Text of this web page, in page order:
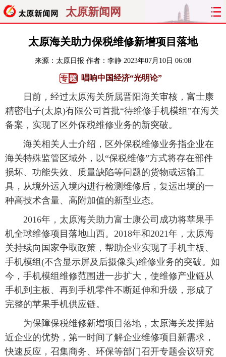
太原新闻网
首页 聚焦 太原 山西
经济 关注 文明 出行
旅游 理财 政务 教育
看天下 晋月读 最太原 网罗民生
太原日报 太原晚报 热评 社区
太原海关助力保税维修新增项目落地
来源： 太原日报 作者：李静 2023年07月10日 06:08
唱响中国经济“光明论”
日前，经过太原海关所属晋阳海关审核，富士康
精密电子(太原)有限公司首批“待维修手机模组”在海关
备案，实现了区外保税维修业务的新突破。
海关相关人士介绍，区外保税维修业务指企业在
海关特殊监管区域外，以“保税维修”方式将存在部件
损坏、功能失效、质量缺陷等问题的货物或运输工
具，从境外运入境内进行检测维修后，复运出境的一
种高技术含量、高附加值的新型业态。
2016年，太原海关助力富士康公司成功将苹果手
机全球维修项目落地山西。2018年和2021年，太原海
关持续向国家争取政策，帮助企业实现了手机主板、
手机模组(不含显示屏及后摄像头)维修业务的突破。如
今，手机模组维修范围进一步扩大，使维修产业链从
手机到主板、再到手机零件不断延伸和升级，形成了
完整的苹果手机供应链。
为保障保税维修新增项目落地，太原海关发挥贴
近企业的优势，第一时间了解企业维修项目新需求，
快速反应，召集商务、环保等部门召开专题会议研究